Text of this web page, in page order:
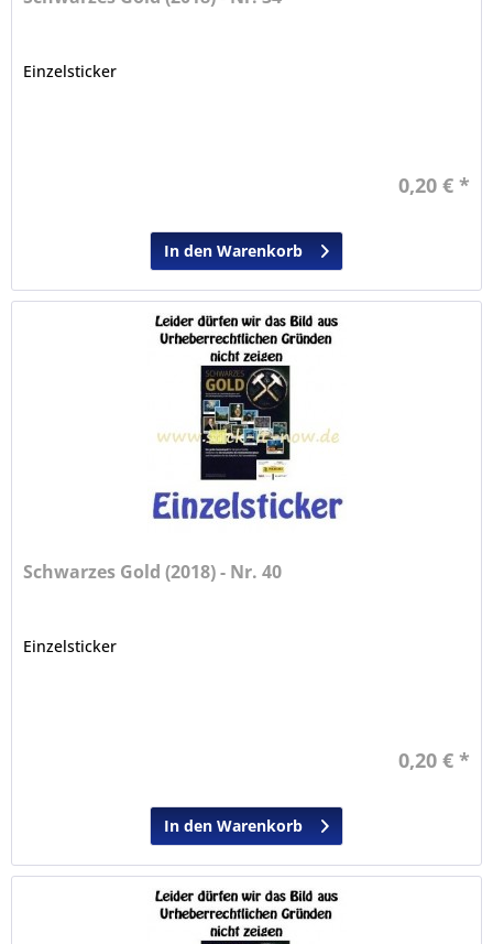
Einzelsticker
0,20 € *
In den Warenkorb
Schwarzes Gold (2018) - Nr. 40
Einzelsticker
0,20 € *
In den Warenkorb